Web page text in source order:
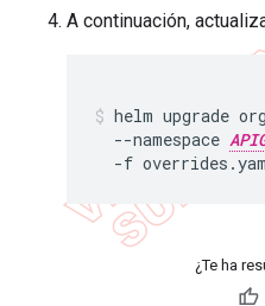
A continuación,
helm upgrade
  --namespace
-f
¿Te ha